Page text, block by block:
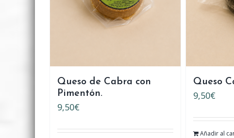
Queso de Cabra con
Pimentón.
9,50€
Queso
9,50€
Añadir al